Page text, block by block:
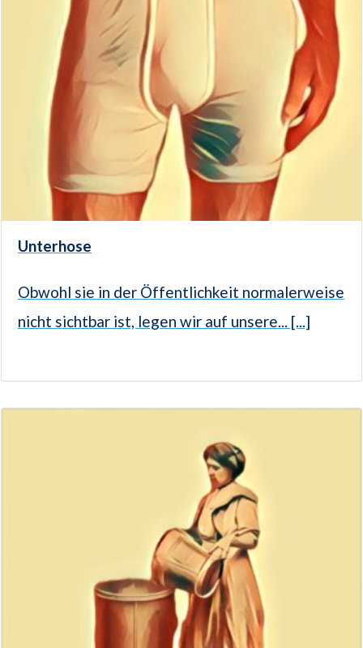
Unterhose
Obwohl sie in der Öffentlichkeit normalerweise
nicht sichtbar ist, legen wir auf unsere... [...]